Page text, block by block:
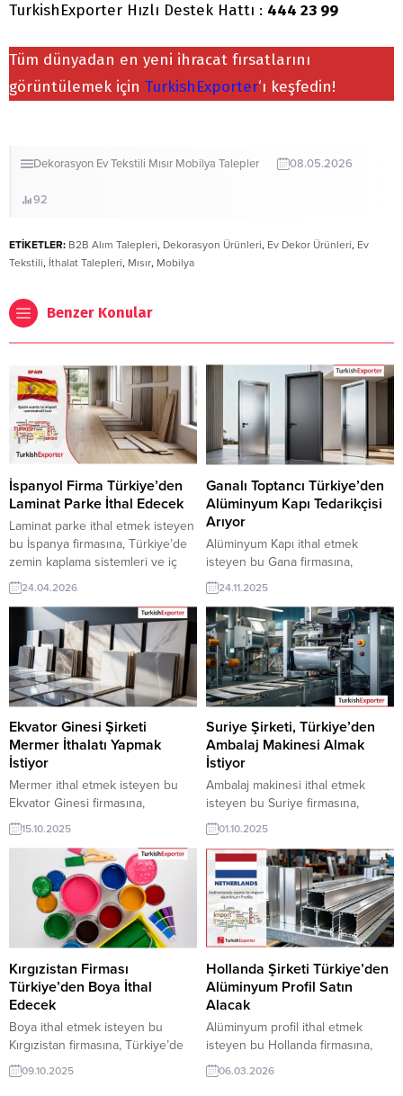
TurkishExporter Hızlı Destek Hattı : 444 23 99
Tüm dünyadan en yeni ihracat fırsatlarını
görüntülemek için TurkishExporter‘ı keşfedin!
Dekorasyon Ev Tekstili Mısır Mobilya Talepler 08.05.2026
92
ETİKETLER: B2B Alım Talepleri, Dekorasyon Ürünleri, Ev Dekor Ürünleri, Ev
Tekstili, İthalat Talepleri, Mısır, Mobilya
Benzer Konular
İspanyol Firma Türkiye’den
Laminat Parke İthal Edecek
Laminat parke ithal etmek isteyen
bu İspanya firmasına, Türkiye’de
zemin kaplama sistemleri ve iç
mekan dekorasyon ürünleri ile
parke üreticisi veya tedarikçisi
olan ihracatçı firmalar teklif
sunabilirler. Yeni bir ihracat pazarı
fırsatı olan bu alım ilanının iletişim
bilgilerine TurkishExporter VIP
üyeleri ile TE üyelik kredisi sahibi
ihracat şirketleri erişebilmektedir.
➤...
24.04.2026
Ganalı Toptancı Türkiye’den
Alüminyum Kapı Tedarikçisi
Arıyor
Alüminyum Kapı ithal etmek
isteyen bu Gana firmasına,
Türkiye’de yapı malzemeleri ve
pencere/kapı sistemleri ile kapı
üreticisi veya tedarikçisi olan
ihracatçı firmalar teklif sunabilirler.
Yeni bir ihracat pazarı fırsatı olan
bu alım ilanının iletişim bilgilerine
TurkishExporter VIP üyeleri ile TE
üyelik kredisi sahibi ihracat
şirketleri erişebilmektedir. ➤ Bu
ithalat alım...
24.11.2025
Ekvator Ginesi Şirketi
Mermer İthalatı Yapmak
İstiyor
Mermer ithal etmek isteyen bu
Ekvator Ginesi firmasına,
Türkiye’de yapı malzemeleri ve
taş ürünleri ile mermer üreticisi
veya tedarikçisi olan ihracatçı
firmalar teklif sunabilirler. Yeni bir
ihracat pazarı fırsatı olan bu alım
ilanının iletişim bilgilerine
TurkishExporter VIP üyeleri ile TE
üyelik kredisi sahibi ihracat
şirketleri erişebilmektedir. ➤ Bu
ithalat alım...
15.10.2025
Suriye Şirketi, Türkiye’den
Ambalaj Makinesi Almak
İstiyor
Ambalaj makinesi ithal etmek
isteyen bu Suriye firmasına,
Türkiye’de ambalaj ve paketleme
makineleri ile ambalaj makinesi
üreticisi veya tedarikçisi olan
ihracatçı firmalar teklif sunabilirler.
Yeni bir ihracat pazarı fırsatı olan
bu alım ilanının iletişim bilgilerine
TurkishExporter VIP üyeleri ile TE
üyelik kredisi sahibi ihracat
şirketleri erişebilmektedir. ➤ Bu
ithalat alım talebinin...
01.10.2025
Kırgızistan Firması
Türkiye’den Boya İthal
Edecek
Boya ithal etmek isteyen bu
Kırgızistan firmasına, Türkiye’de
inşaat ve kimyasal ürünler ile
boya üreticisi veya tedarikçisi
09.10.2025
Hollanda Şirketi Türkiye’den
Alüminyum Profil Satın
Alacak
Alüminyum profil ithal etmek
isteyen bu Hollanda firmasına,
Türkiye’de metal, alüminyum ve
inşaat malzemeleri ile alüminyum
06.03.2026